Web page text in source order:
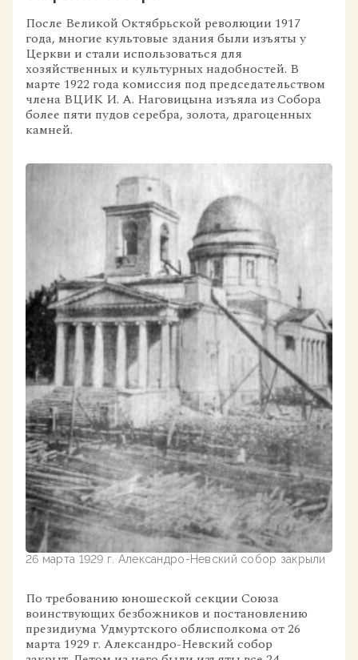
После Великой Октябрьской революции 1917
года, многие культовые здания были изъяты у
Церкви и стали использоваться для
хозяйственных и культурных надобностей. В
марте 1922 года комиссия под председательством
члена ВЦИК И. А. Наговицына изъяла из Собора
более пяти пудов серебра, золота, драгоценных
камней.
26 марта 1929 г. Александро-Невский собор закрыли
По требованию юношеской секции Союза
воинствующих безбожников и постановлению
президиума Удмуртского облисполкома от 26
марта 1929 г. Александро-Невский собор